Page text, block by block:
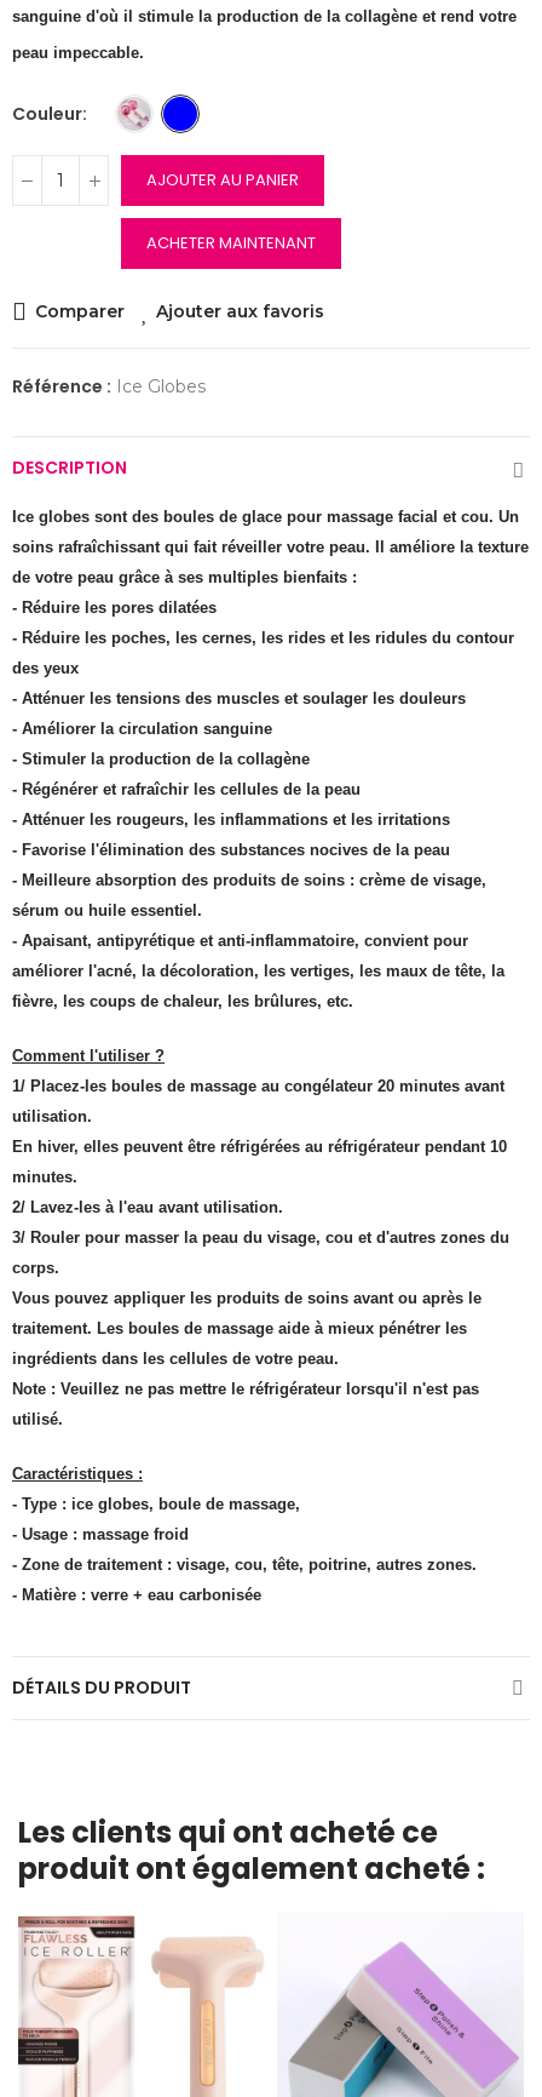
sanguine d'où il stimule la production de la collagène et rend votre
peau impeccable.
Couleur
AJOUTER AU PANIER
ACHETER MAINTENANT
Comparer Ajouter aux favoris
Référence : Ice Globes
DESCRIPTION
Ice globes sont des boules de glace pour massage facial et cou. Un
soins rafraîchissant qui fait réveiller votre peau. Il améliore la texture
de votre peau grâce à ses multiples bienfaits :
- Réduire les pores dilatées
- Réduire les poches, les cernes, les rides et les ridules du contour
des yeux
- Atténuer les tensions des muscles et soulager les douleurs
- Améliorer la circulation sanguine
- Stimuler la production de la collagène
- Régénérer et rafraîchir les cellules de la peau
- Atténuer les rougeurs, les inflammations et les irritations
- Favorise l'élimination des substances nocives de la peau
- Meilleure absorption des produits de soins : crème de visage,
sérum ou huile essentiel.
- Apaisant, antipyrétique et anti-inflammatoire, convient pour
améliorer l'acné, la décoloration, les vertiges, les maux de tête, la
fièvre, les coups de chaleur, les brûlures, etc.
Comment l'utiliser ?
1/ Placez-les boules de massage au congélateur 20 minutes avant
utilisation.
En hiver, elles peuvent être réfrigérées au réfrigérateur pendant 10
minutes.
2/ Lavez-les à l'eau avant utilisation.
3/ Rouler pour masser la peau du visage, cou et d'autres zones du
corps.
Vous pouvez appliquer les produits de soins avant ou après le
traitement. Les boules de massage aide à mieux pénétrer les
ingrédients dans les cellules de votre peau.
Note : Veuillez ne pas mettre le réfrigérateur lorsqu'il n'est pas
utilisé.
Caractéristiques :
- Type : ice globes, boule de massage,
- Usage : massage froid
- Zone de traitement : visage, cou, tête, poitrine, autres zones.
- Matière : verre + eau carbonisée
DÉTAILS DU PRODUIT
Les clients qui ont acheté ce
produit ont également acheté :